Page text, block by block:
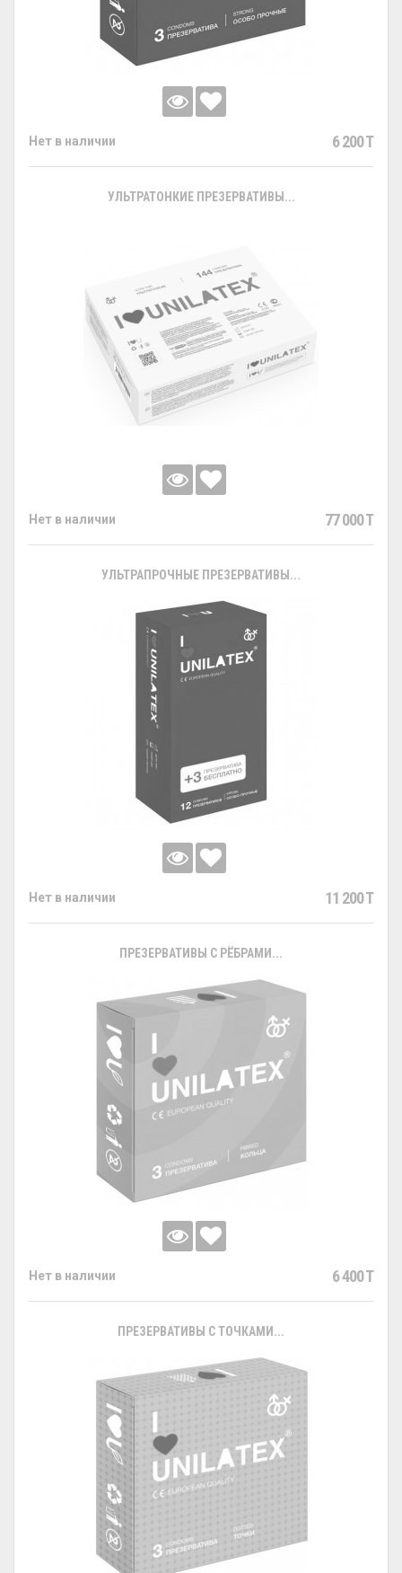
Нет в наличии 6 200 T
УЛЬТРАТОНКИЕ ПРЕЗЕРВАТИВЫ...
Нет в наличии 77 000 T
УЛЬТРАПРОЧНЫЕ ПРЕЗЕРВАТИВЫ...
Нет в наличии 11 200 T
ПРЕЗЕРВАТИВЫ С РЁБРАМИ...
Нет в наличии 6 400 T
ПРЕЗЕРВАТИВЫ С ТОЧКАМИ...